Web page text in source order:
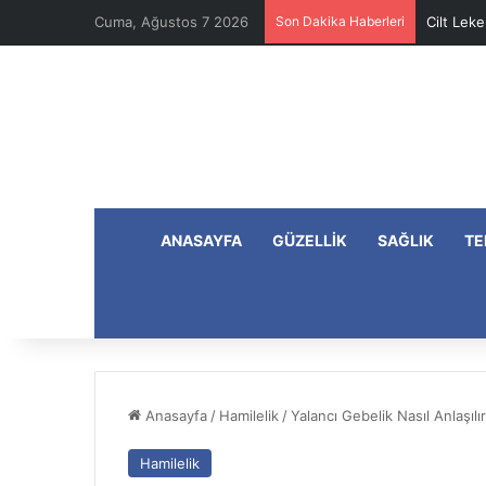
Cuma, Ağustos 7 2026 Son Dakika Haberleri Cilt
ANASAYFA GÜZELLIK SAĞLIK
Anasayfa / Hamilelik /Yalancı Gebelik Nasıl
Hamilelik